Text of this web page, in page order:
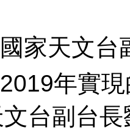
家天文台
年實
台副台